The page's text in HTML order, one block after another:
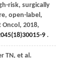
risk, surgically
open-label,
Oncol, 2018,
9.
TN, et al.